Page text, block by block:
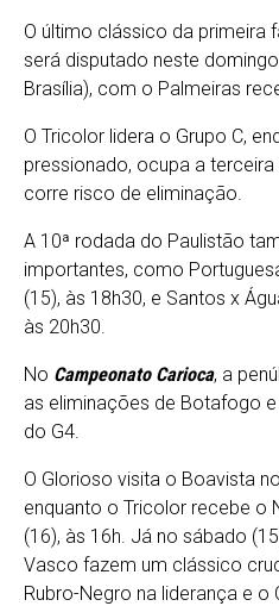
O último clássico da primeira
será disputado neste
Brasília), com o Palmeiras
O Tricolor lidera o Grupo C,
pressionado, ocupa a
corre risco de eliminação.
A 10ª rodada do Paulistão
importantes, como
(15), às 18h30, e Santos x
às 20h30.
No Campeonato Carioca, a
as eliminações de Botafogo
do G4.
O Glorioso visita o Boavista
enquanto o Tricolor recebe o
(16), às 16h. Já no sábado
Vasco fazem um clássico
Rubro-Negro na liderança e o